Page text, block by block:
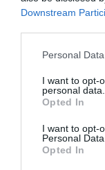
Downstream
Personal
I want to opt-
personal data.
Opted In
I want to opt-
Personal Data.
Opted In
Nokia,
son las
Eulogio López